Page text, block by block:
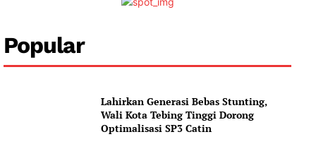
Magazine PRO
SUBSCRIBE NOW
Popular
Lahirkan Generasi Bebas Stunting,
Wali Kota Tebing Tinggi Dorong
Optimalisasi SP3 Catin